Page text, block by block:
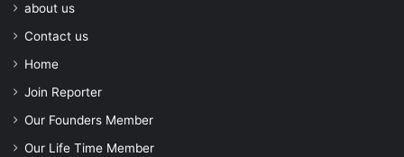
about us
Contact us
Home
Join Reporter
Our Founders Member
Our Life Time Member